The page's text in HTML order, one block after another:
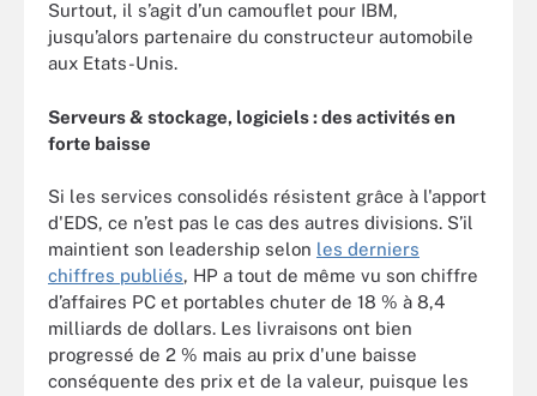
Surtout, il s’agit d’un camouflet pour IBM,
jusqu’alors partenaire du constructeur automobile
aux Etats-Unis.
Serveurs & stockage, logiciels : des activités en
forte baisse
Si les services consolidés résistent grâce à l'apport
d'EDS, ce n’est pas le cas des autres divisions. S’il
maintient son leadership selon les derniers
chiffres publiés, HP a tout de même vu son chiffre
d’affaires PC et portables chuter de 18 % à 8,4
milliards de dollars. Les livraisons ont bien
progressé de 2 % mais au prix d'une baisse
conséquente des prix et de la valeur, puisque les